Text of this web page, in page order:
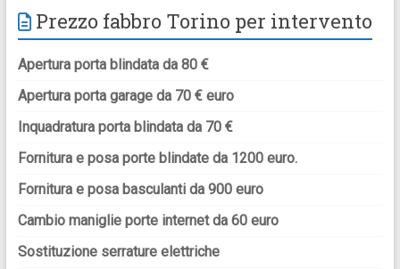
Prezzo fabbro Torino per intervento
Apertura porta blindata da 80 €
Apertura porta garage da 70 € euro
Inquadratura porta blindata da 70 €
Fornitura e posa porte blindate da 1200 euro.
Fornitura e posa basculanti da 900 euro
Cambio maniglie porte internet da 60 euro
Sostituzione serrature elettriche